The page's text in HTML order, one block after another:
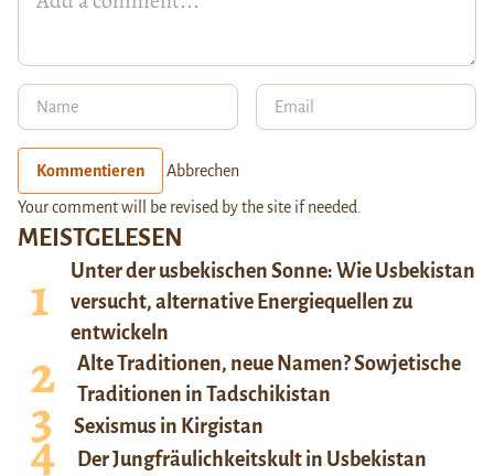
MEISTGELESEN
Unter der usbekischen Sonne: Wie Usbekistan
versucht, alternative Energiequellen zu
entwickeln
Alte Traditionen, neue Namen? Sowjetische
Traditionen in Tadschikistan
Sexismus in Kirgistan
Der Jungfräulichkeitskult in Usbekistan
Kommentieren Abbrechen
Your comment will be revised by the site if needed.